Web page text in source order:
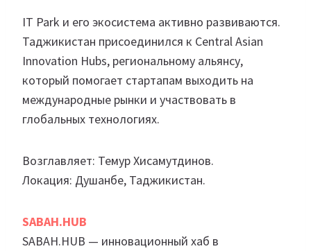
IT Park и его экосистема активно развиваются.
Таджикистан присоединился к Central Asian
Innovation Hubs, региональному альянсу,
который помогает стартапам выходить на
международные рынки и участвовать в
глобальных технологиях.
Возглавляет: Темур Хисамутдинов.
Локация: Душанбе, Таджикистан.
SABAH.HUB
SABAH.HUB — инновационный хаб в